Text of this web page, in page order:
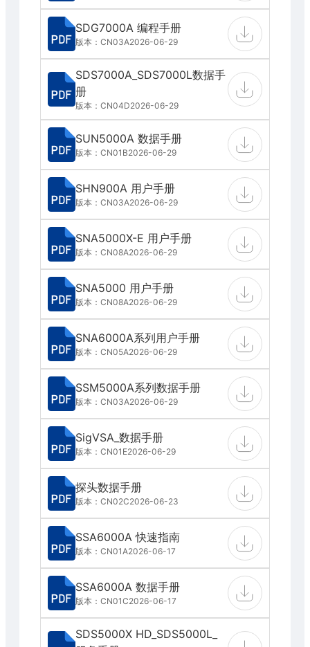
SDG7000A 编程手册
版本：CN03A2026-06-29
SDS7000A_SDS7000L数据手
册
版本：CN04D2026-06-29
SUN5000A 数据手册
版本：CN01B2026-06-29
SHN900A 用户手册
版本：CN03A2026-06-29
SNA5000X-E 用户手册
版本：CN08A2026-06-29
SNA5000 用户手册
版本：CN08A2026-06-29
SNA6000A系列用户手册
版本：CN05A2026-06-29
SSM5000A系列数据手册
版本：CN03A2026-06-29
SigVSA_数据手册
版本：CN01E2026-06-29
探头数据手册
版本：CN02C2026-06-23
SSA6000A 快速指南
版本：CN01A2026-06-17
SSA6000A 数据手册
版本：CN01C2026-06-17
SDS5000X HD_SDS5000L_